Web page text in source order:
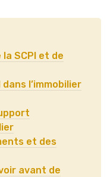
SCPI et de
l’immobilier
et des
avant de